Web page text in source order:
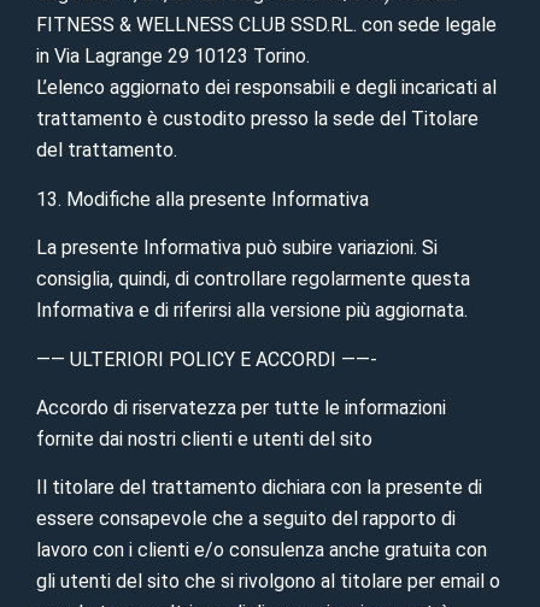
FITNESS & WELLNESS CLUB SSD.RL. con sede legale
in Via Lagrange 29 10123 Torino.
L’elenco aggiornato dei responsabili e degli incaricati al
trattamento è custodito presso la sede del Titolare
del trattamento.
13. Modifiche alla presente Informativa
La presente Informativa può subire variazioni. Si
consiglia, quindi, di controllare regolarmente questa
Informativa e di riferirsi alla versione più aggiornata.
—— ULTERIORI POLICY E ACCORDI ——-
Accordo di riservatezza per tutte le informazioni
fornite dai nostri clienti e utenti del sito
Il titolare del trattamento dichiara con la presente di
essere consapevole che a seguito del rapporto di
lavoro con i clienti e/o consulenza anche gratuita con
gli utenti del sito che si rivolgono al titolare per email o